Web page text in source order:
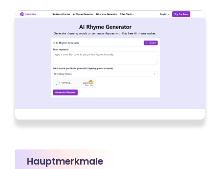
Hauptmerkmale